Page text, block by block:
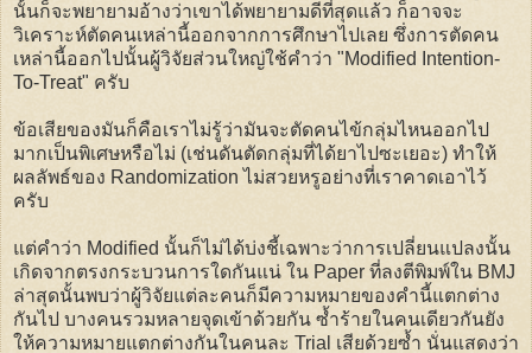
นั้นก็จะพยายามอ้างว่าเขาได้พยายามดีที่สุดแล้ว ก็อาจจะ
วิเคราะห์ตัดคนเหล่านี้ออกจากการศึกษาไปเลย ซึ่งการตัดคน
เหล่านี้ออกไปนั้นผู้วิจัยส่วนใหญ่ใช้คำว่า "Modified Intention-
To-Treat" ครับ
ข้อเสียของมันก็คือเราไม่รู้ว่ามันจะตัดคนไข้กลุ่มไหนออกไป
มากเป็นพิเศษหรือไม่ (เช่นดันตัดกลุ่มที่ได้ยาไปซะเยอะ) ทำให้
ผลลัพธ์ของ Randomization ไม่สวยหรูอย่างที่เราคาดเอาไว้
ครับ
แต่คำว่า Modified นั้นก็ไม่ได้บ่งชี้เฉพาะว่าการเปลี่ยนแปลงนั้น
เกิดจากตรงกระบวนการใดกันแน่ ใน Paper ที่ลงตีพิมพ์ใน BMJ
ล่าสุดนั้นพบว่าผู้วิจัยแต่ละคนก็มีความหมายของคำนี้แตกต่าง
กันไป บางคนรวมหลายจุดเข้าด้วยกัน ซ้ำร้ายในคนเดียวกันยัง
ให้ความหมายแตกต่างกันในคนละ Trial เสียด้วยซ้ำ นั่นแสดงว่า